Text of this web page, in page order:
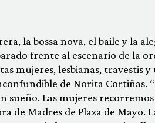
la bossa nova, el baile y la
frente al escenario de la
mujeres, lesbianas, travestis
de Norita Cortiñas.
sueño. Las mujeres
de Madres de Plaza de Mayo.